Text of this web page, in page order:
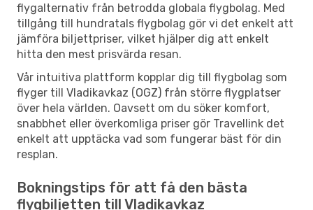
flygalternativ från betrodda globala flygbolag. Med
tillgång till hundratals flygbolag gör vi det enkelt att
jämföra biljettpriser, vilket hjälper dig att enkelt
hitta den mest prisvärda resan.
Vår intuitiva plattform kopplar dig till flygbolag som
flyger till Vladikavkaz (OGZ) från större flygplatser
över hela världen. Oavsett om du söker komfort,
snabbhet eller överkomliga priser gör Travellink det
enkelt att upptäcka vad som fungerar bäst för din
resplan.
Bokningstips för att få den bästa
flygbiljetten till Vladikavkaz